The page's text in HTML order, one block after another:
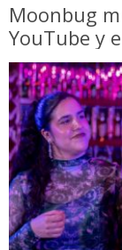
Moonbug
YouTube y